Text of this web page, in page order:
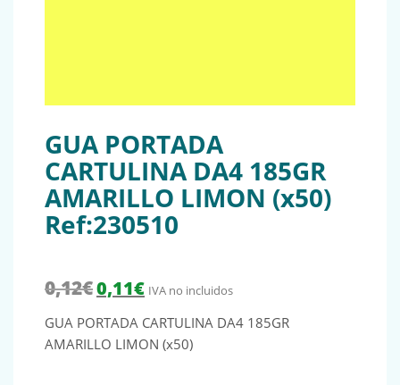
GUA PORTADA
CARTULINA DA4 185GR
AMARILLO LIMON (x50)
Ref:230510
0,12€ El precio original era: 0,12€.
0,11€El precio actual es: 0,11€.
IVA no incluidos
GUA PORTADA CARTULINA DA4 185GR
AMARILLO LIMON (x50)